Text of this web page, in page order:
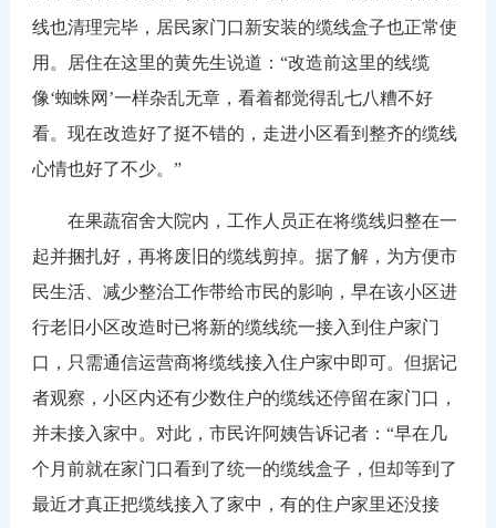
线也清理完毕，居民家门口新安装的缆线盒子也正常使
用。居住在这里的黄先生说道：“改造前这里的线缆
像‘蜘蛛网’一样杂乱无章，看着都觉得乱七八糟不好
看。现在改造好了挺不错的，走进小区看到整齐的缆线
心情也好了不少。”
在果蔬宿舍大院内，工作人员正在将缆线归整在一
起并捆扎好，再将废旧的缆线剪掉。据了解，为方便市
民生活、减少整治工作带给市民的影响，早在该小区进
行老旧小区改造时已将新的缆线统一接入到住户家门
口，只需通信运营商将缆线接入住户家中即可。但据记
者观察，小区内还有少数住户的缆线还停留在家门口，
并未接入家中。对此，市民许阿姨告诉记者：“早在几
个月前就在家门口看到了统一的缆线盒子，但却等到了
最近才真正把缆线接入了家中，有的住户家里还没接